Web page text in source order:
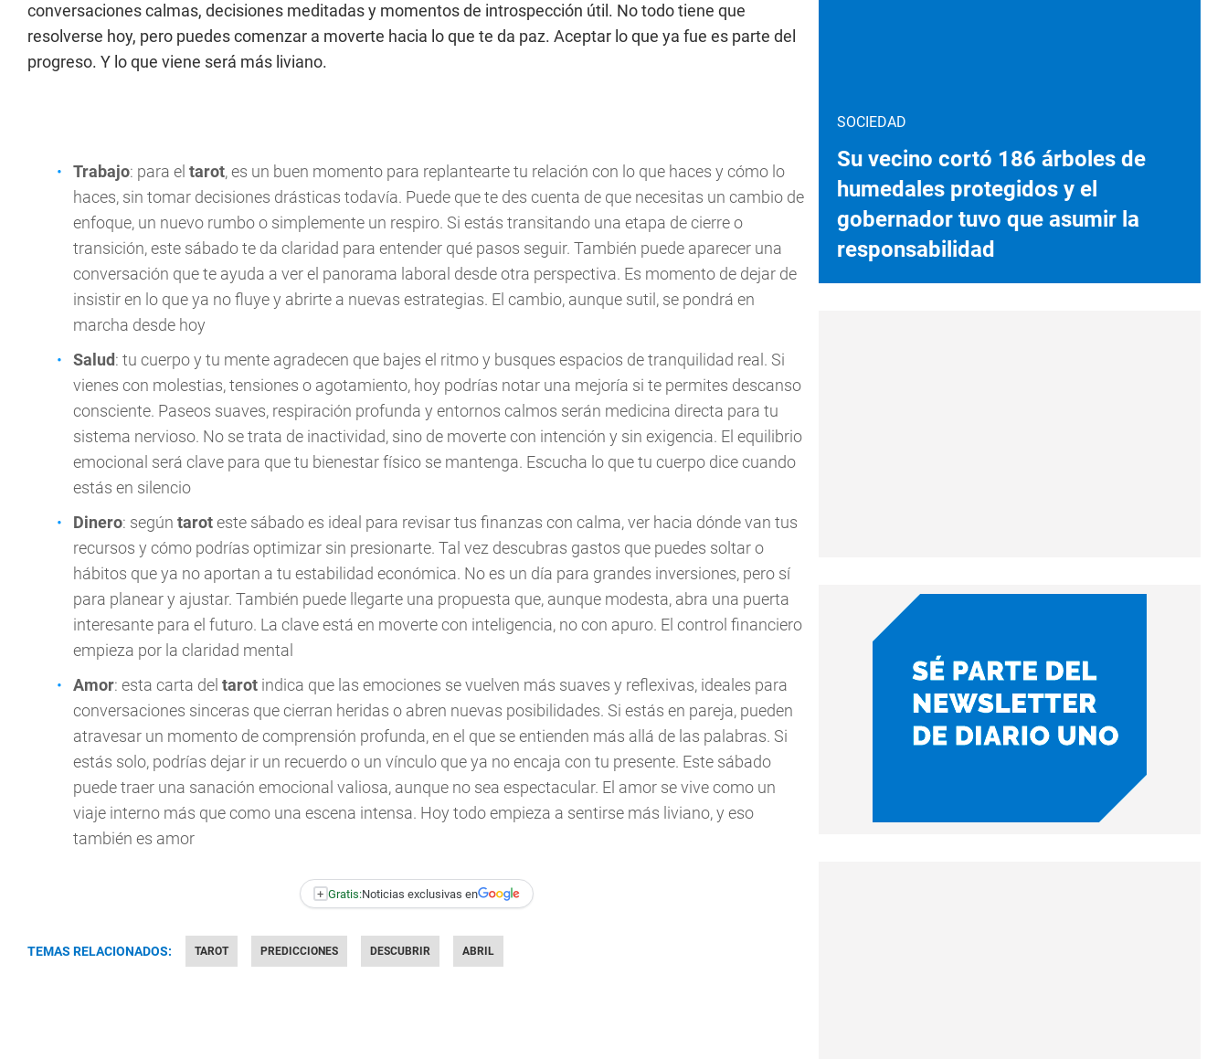
conversaciones calmas, decisiones meditadas y momentos de introspección útil. No todo tiene que
resolverse hoy, pero puedes comenzar a moverte hacia lo que te da paz. Aceptar lo que ya fue es parte del
progreso. Y lo que viene será más liviano.
Trabajo: para el tarot, es un buen momento para replantearte tu relación con lo que haces y cómo lo
haces, sin tomar decisiones drásticas todavía. Puede que te des cuenta de que necesitas un cambio de
enfoque, un nuevo rumbo o simplemente un respiro. Si estás transitando una etapa de cierre o
transición, este sábado te da claridad para entender qué pasos seguir. También puede aparecer una
conversación que te ayuda a ver el panorama laboral desde otra perspectiva. Es momento de dejar de
insistir en lo que ya no fluye y abrirte a nuevas estrategias. El cambio, aunque sutil, se pondrá en
marcha desde hoy
Salud: tu cuerpo y tu mente agradecen que bajes el ritmo y busques espacios de tranquilidad real. Si
vienes con molestias, tensiones o agotamiento, hoy podrías notar una mejoría si te permites descanso
consciente. Paseos suaves, respiración profunda y entornos calmos serán medicina directa para tu
sistema nervioso. No se trata de inactividad, sino de moverte con intención y sin exigencia. El equilibrio
emocional será clave para que tu bienestar físico se mantenga. Escucha lo que tu cuerpo dice cuando
estás en silencio
Dinero: según taroteste sábado es ideal para revisar tus finanzas con calma, ver hacia dónde van tus
recursos y cómo podrías optimizar sin presionarte. Tal vez descubras gastos que puedes soltar o
hábitos que ya no aportan a tu estabilidad económica. No es un día para grandes inversiones, pero sí
para planear y ajustar. También puede llegarte una propuesta que, aunque modesta, abra una puerta
interesante para el futuro. La clave está en moverte con inteligencia, no con apuro. El control financiero
empieza por la claridad mental
Amor: esta carta del tarot indica que las emociones se vuelven más suaves y reflexivas, ideales para
conversaciones sinceras que cierran heridas o abren nuevas posibilidades. Si estás en pareja, pueden
atravesar un momento de comprensión profunda, en el que se entienden más allá de las palabras. Si
estás solo, podrías dejar ir un recuerdo o un vínculo que ya no encaja con tu presente. Este sábado
puede traer una sanación emocional valiosa, aunque no sea espectacular. El amor se vive como un
viaje interno más que como una escena intensa. Hoy todo empieza a sentirse más liviano, y eso
también es amor
+ Gratis:Noticias exclusivas en
TEMAS RELACIONADOS: TAROT PREDICCIONES DESCUBRIR ABRIL
SOCIEDAD
Su vecino cortó 186 árboles de
humedales protegidos y el
gobernador tuvo que asumir la
responsabilidad